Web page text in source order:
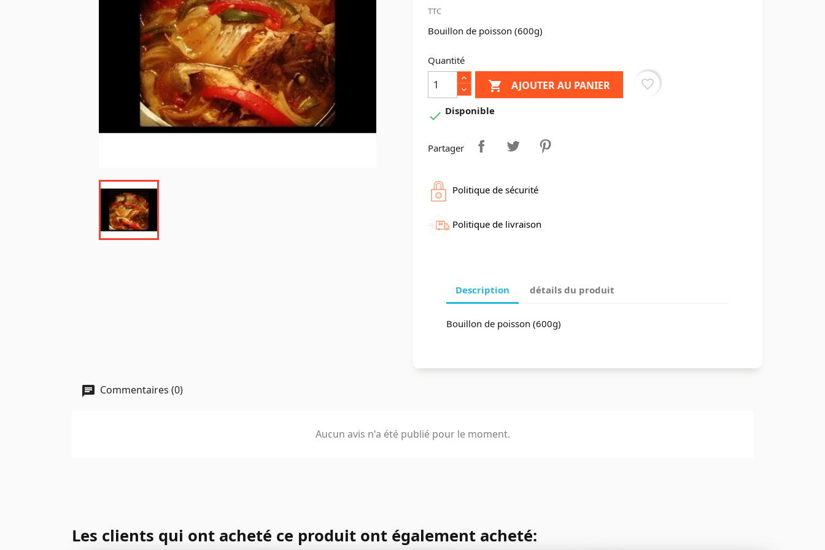
TTC
Bouillon de poisson (600g)
Quantité
 AJOUTER AU PANIER favorite_border
 Disponible
Partager
Politique de sécurité
Politique de livraison
Description détails du produit
Bouillon de poisson (600g)
Commentaires (0)
Aucun avis n'a été publié pour le moment.
Les clients qui ont acheté ce produit ont également acheté: